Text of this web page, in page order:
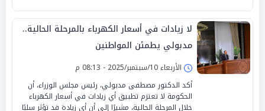
لا زيادات في أسعار الكهرباء بالمرحلة الحالية..
مدبولي يطمئن المواطنين
الأربعاء 10/سبتمبر/2025 - 08:13 م
أكد الدكتور مصطفى مدبولي، رئيس مجلس الوزراء، أن
الحكومة لا تعتزم تطبيق أي زيادات في أسعار الكهرباء
خلال المرحلة الحالية، مشيرًا إلى أن أي زيادة قد تؤثر سلبًا